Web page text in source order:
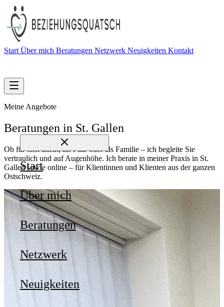
Start Über mich Beratungen Netzwerk Neuigkeiten Kontakt
Start
Über mich
Beratungen
Netzwerk
Neuigkeiten
Meine Angebote
Beratungen in St. Gallen
Ob für sich allein, als Paar oder als Familie – ich begleite Sie
vertraulich und auf Augenhöhe. Ich berate in meiner Praxis in St.
Gallen sowie online – für Klientinnen und Klienten aus der ganzen
Ostschweiz.